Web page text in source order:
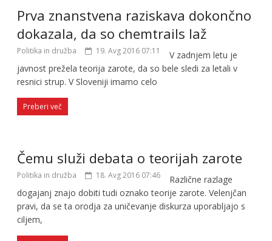
Prva znanstvena raziskava dokončno
dokazala, da so chemtrails laž
Politika in družba 19. Avg 2016 07:11
V zadnjem letu je
javnost prežela teorija zarote, da so bele sledi za letali v
resnici strup. V Sloveniji imamo celo
Preberi več
Čemu služi debata o teorijah zarote
Politika in družba 18. Avg 2016 07:46
Različne razlage
dogajanj znajo dobiti tudi oznako teorije zarote. Velenjčan
pravi, da se ta orodja za uničevanje diskurza uporabljajo s
ciljem,